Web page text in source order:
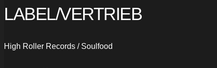
LABEL/VERTRIEB
High Roller Records / Soulfood